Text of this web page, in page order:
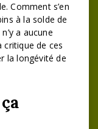
Comment s’en
à la solde de
a aucune
critique de ces
la longévité de